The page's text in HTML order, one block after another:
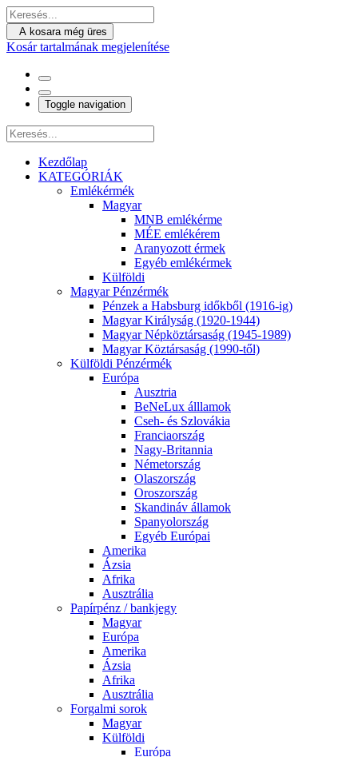
A kosara még üres
Kosár tartalmának megjelenítése
Toggle navigation
Kezdőlap
KATEGÓRIÁK
Emlékérmék
Magyar
MNB emlékérme
MÉE emlékérem
Aranyozott érmek
Egyéb emlékérmek
Külföldi
Magyar Pénzérmék
Pénzek a Habsburg időkből (1916-ig)
Magyar Királyság (1920-1944)
Magyar Népköztársaság (1945-1989)
Magyar Köztársaság (1990-től)
Külföldi Pénzérmék
Európa
Ausztria
BeNeLux álllamok
Cseh- és Szlovákia
Franciaország
Nagy-Britannia
Németország
Olaszország
Oroszország
Skandináv államok
Spanyolország
Egyéb Európai
Amerika
Ázsia
Afrika
Ausztrália
Papírpénz / bankjegy
Magyar
Európa
Amerika
Ázsia
Afrika
Ausztrália
Forgalmi sorok
Magyar
Külföldi
Európa